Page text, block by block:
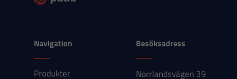
Navigation
Produkter
Besöksadress
Norrlandsvägen 39